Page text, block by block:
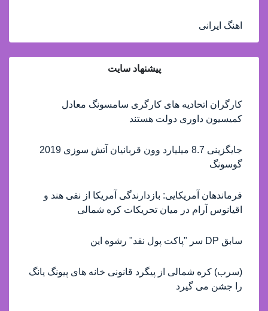
اهنگ ایرانی
پیشنهاد سایت
کارگران اتحادیه های کارگری سامسونگ معادل
کمیسیون داوری دولت هستند
جایگزینی 8.7 میلیارد وون قربانیان آتش سوزی 2019
گوسونگ
فرماندهان آمریکایی: بازدارندگی آمریکا از نفی هند و
اقیانوس آرام در میان تحریکات کره شمالی
سابق DP سر "پاکت پول نقد" رشوه این
(سرب) کره شمالی از پیگرد قانونی خانه های پیونگ یانگ
را جشن می گیرد